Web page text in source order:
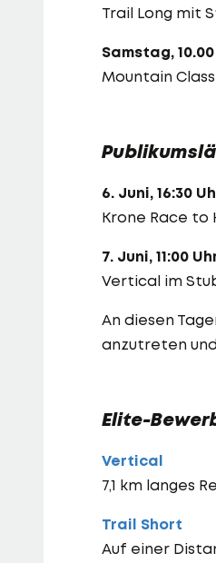
Trail Long mit
Samstag,
Mountain
6. Juni, 16:30
Krone Race to
7. Juni, 11:00
Vertical im
An diesen
anzutreten
Elite-
Vertical
7,1 km langes
Trail Short
Auf einer